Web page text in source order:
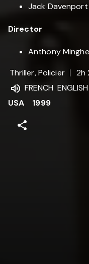
Jack Davenport
Director
Anthony
Thriller, Policier
2h
FRENCH ENGLISH
USA
1999